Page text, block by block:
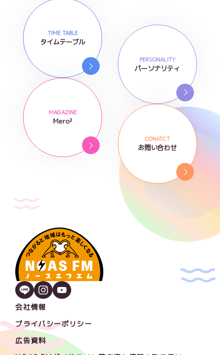
TIME TABLE
タイムテーブル
PERSONALITY
パーソナリティ
MAGAZINE
Mero²
CONATCT
お問い合わせ
会社情報
プライバシーポリシー
広告資料